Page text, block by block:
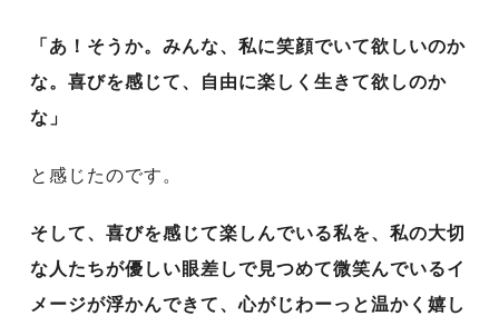
「あ！そうか。みんな、私に笑顔でいて欲しいのか
な。喜びを感じて、自由に楽しく生きて欲しのか
な」
と感じたのです。
そして、喜びを感じて楽しんでいる私を、私の大切
な人たちが優しい眼差しで見つめて微笑んでいるイ
メージが浮かんできて、心がじわーっと温かく嬉し